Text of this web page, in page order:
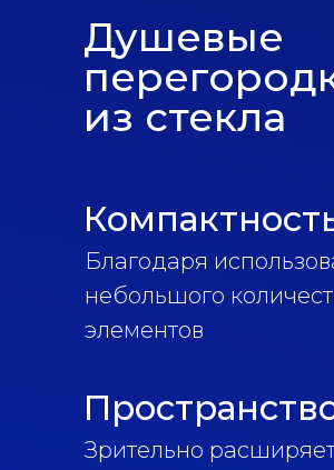
Зрительно
Благодаря
небольшого
элементов
Душевые
из стекла